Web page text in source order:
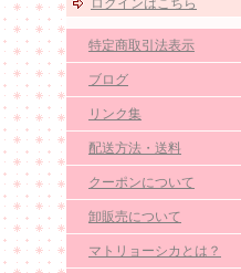
ログインはこちら
特定商取引法表示
ブログ
リンク集
配送方法・送料
クーポンについて
卸販売について
マトリョーシカとは？